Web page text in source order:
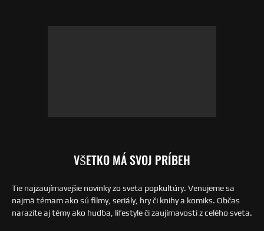
VŠETKO MÁ SVOJ PRÍBEH
Tie najzaujímavejšie novinky zo sveta popkultúry. Venujeme sa
najmä témam ako sú filmy, seriály, hry či knihy a komiks. Občas
narazíte aj témy ako hudba, lifestyle či zaujímavosti z celého sveta.